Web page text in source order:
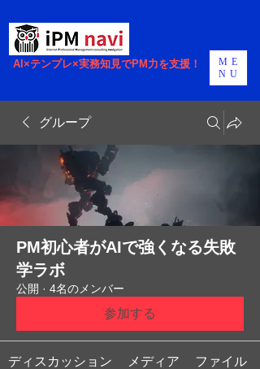
AI×テンプレ×実務知見でPM力を支援！
ME
NU
グループ
PM初心者がAIで強くなる失敗
学ラボ
公開 · 4名のメンバー
参加する
ディスカッション メディア ファイル